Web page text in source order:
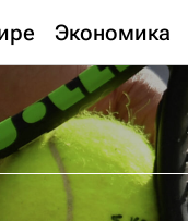
Экономика